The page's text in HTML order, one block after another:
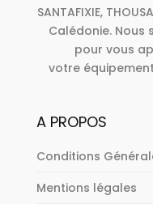
SANTAFIXIE,
Calédonie. Nous
pour vous
votre
A PROPOS
Conditions
Mentions légales